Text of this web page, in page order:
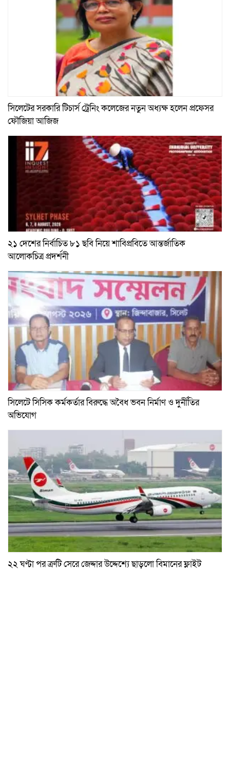
সিলেটের সরকারি টিচার্স ট্রেনিং কলেজের নতুন অধ্যক্ষ হলেন প্রফেসর
ফৌজিয়া আজিজ
২১ দেশের নির্বাচিত ৮১ ছবি নিয়ে শাবিপ্রবিতে আন্তর্জাতিক
আলোকচিত্র প্রদর্শনী
সিলেটে সিসিক কর্মকর্তার বিরুদ্ধে অবৈধ ভবন নির্মাণ ও দুর্নীতির
অভিযোগ
২২ ঘণ্টা পর ত্রুটি সেরে জেদ্দার উদ্দেশ্যে ছাড়লো বিমানের ফ্লাইট